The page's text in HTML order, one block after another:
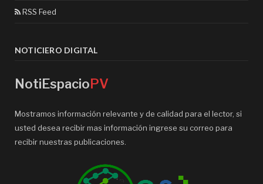
RSS Feed
NOTICIERO DIGITAL
NotiEspacioPV
Mostramos información relevante y de calidad para el lector, si
usted desea recibir mas información ingrese su correo para
recibir nuestras publicaciones.